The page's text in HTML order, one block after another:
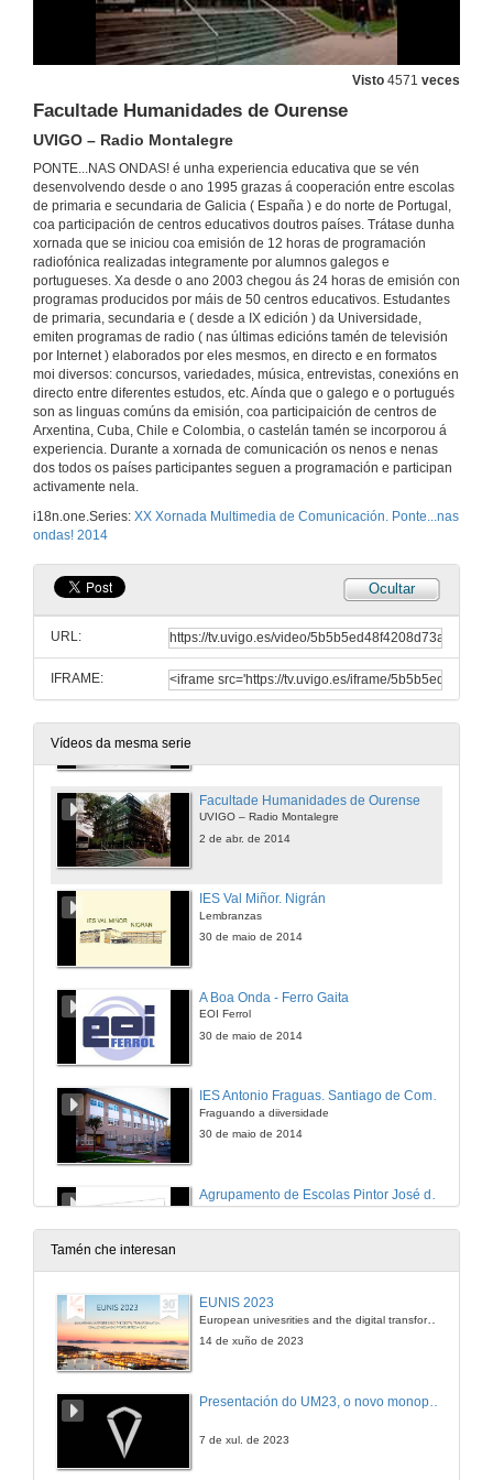
Visto 4571 veces
Facultade Humanidades de Ourense
UVIGO – Radio Montalegre
PONTE...NAS ONDAS! é unha experiencia educativa que se vén
desenvolvendo desde o ano 1995 grazas á cooperación entre escolas
de primaria e secundaria de Galicia ( España ) e do norte de Portugal,
coa participación de centros educativos doutros países. Trátase dunha
xornada que se iniciou coa emisión de 12 horas de programación
radiofónica realizadas integramente por alumnos galegos e
portugueses. Xa desde o ano 2003 chegou ás 24 horas de emisión con
programas producidos por máis de 50 centros educativos. Estudantes
de primaria, secundaria e ( desde a IX edición ) da Universidade,
emiten programas de radio ( nas últimas edicións tamén de televisión
por Internet ) elaborados por eles mesmos, en directo e en formatos
moi diversos: concursos, variedades, música, entrevistas, conexións en
directo entre diferentes estudos, etc. Aínda que o galego e o portugués
son as linguas comúns da emisión, coa participaición de centros de
Arxentina, Cuba, Chile e Colombia, o castelán tamén se incorporou á
experiencia. Durante a xornada de comunicación os nenos e nenas
dos todos os países participantes seguen a programación e participan
activamente nela.
i18n.one.Series: XX Xornada Multimedia de Comunicación. Ponte...nas
ondas! 2014
Ocultar
URL:
IFRAME:
Vídeos da mesma serie
CEIP Humberto Juanes. Nigrán
2 de abr. de 2014
CEIP Cedeira. Redondela
2 de abr. de 2014
Xurxo Souto…nas ondas coa música
Estudo central Ponte… nas Ondas! Universidade de Vigo
2 de abr. de 2014
CEP Altamira. Salceda de Caselas
Radio Salceda
30 de maio de 2014
Vinte nas ondas
Radio Galega desde Estudio central Ponte… nas Ondas! Universidade de Vigo
2 de abr. de 2014
Estudo central Ponte… nas Ondas! Universidade de Vigo
Estudo central Ponte… nas Ondas! Universidade de Vigo
2 de abr. de 2014
Radio Universitaria do Minho
Facultade Humanidades de Ourense
UVIGO – Radio Montalegre
2 de abr. de 2014
IES Val Miñor. Nigrán
Lembranzas
30 de maio de 2014
A Boa Onda - Ferro Gaita
EOI Ferrol
30 de maio de 2014
IES Antonio Fraguas. Santiago de Compostela
Fraguando a diiversidade
30 de maio de 2014
Concurso Roda Vocé. Fabio Miguel Barbosa
30 de maio de 2014
EOI Ferrol
Programa Pontes nas ondas na radio Montalegre
Tamén che interesan
EUNIS 2023
European univesrities and the digital transformation: challenges and opportunities ahead
14 de xuño de 2023
7 de xul. de 2023